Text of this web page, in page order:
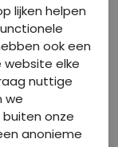
lijken helpen
ook een
website elke
nuttige
we
onze
anonieme